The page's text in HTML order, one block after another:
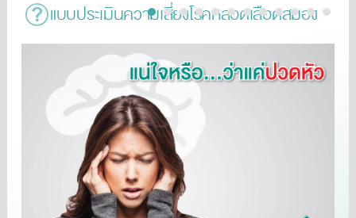
แบบประเมินความเสี่ยงโรคหลอดเลือดสมอง